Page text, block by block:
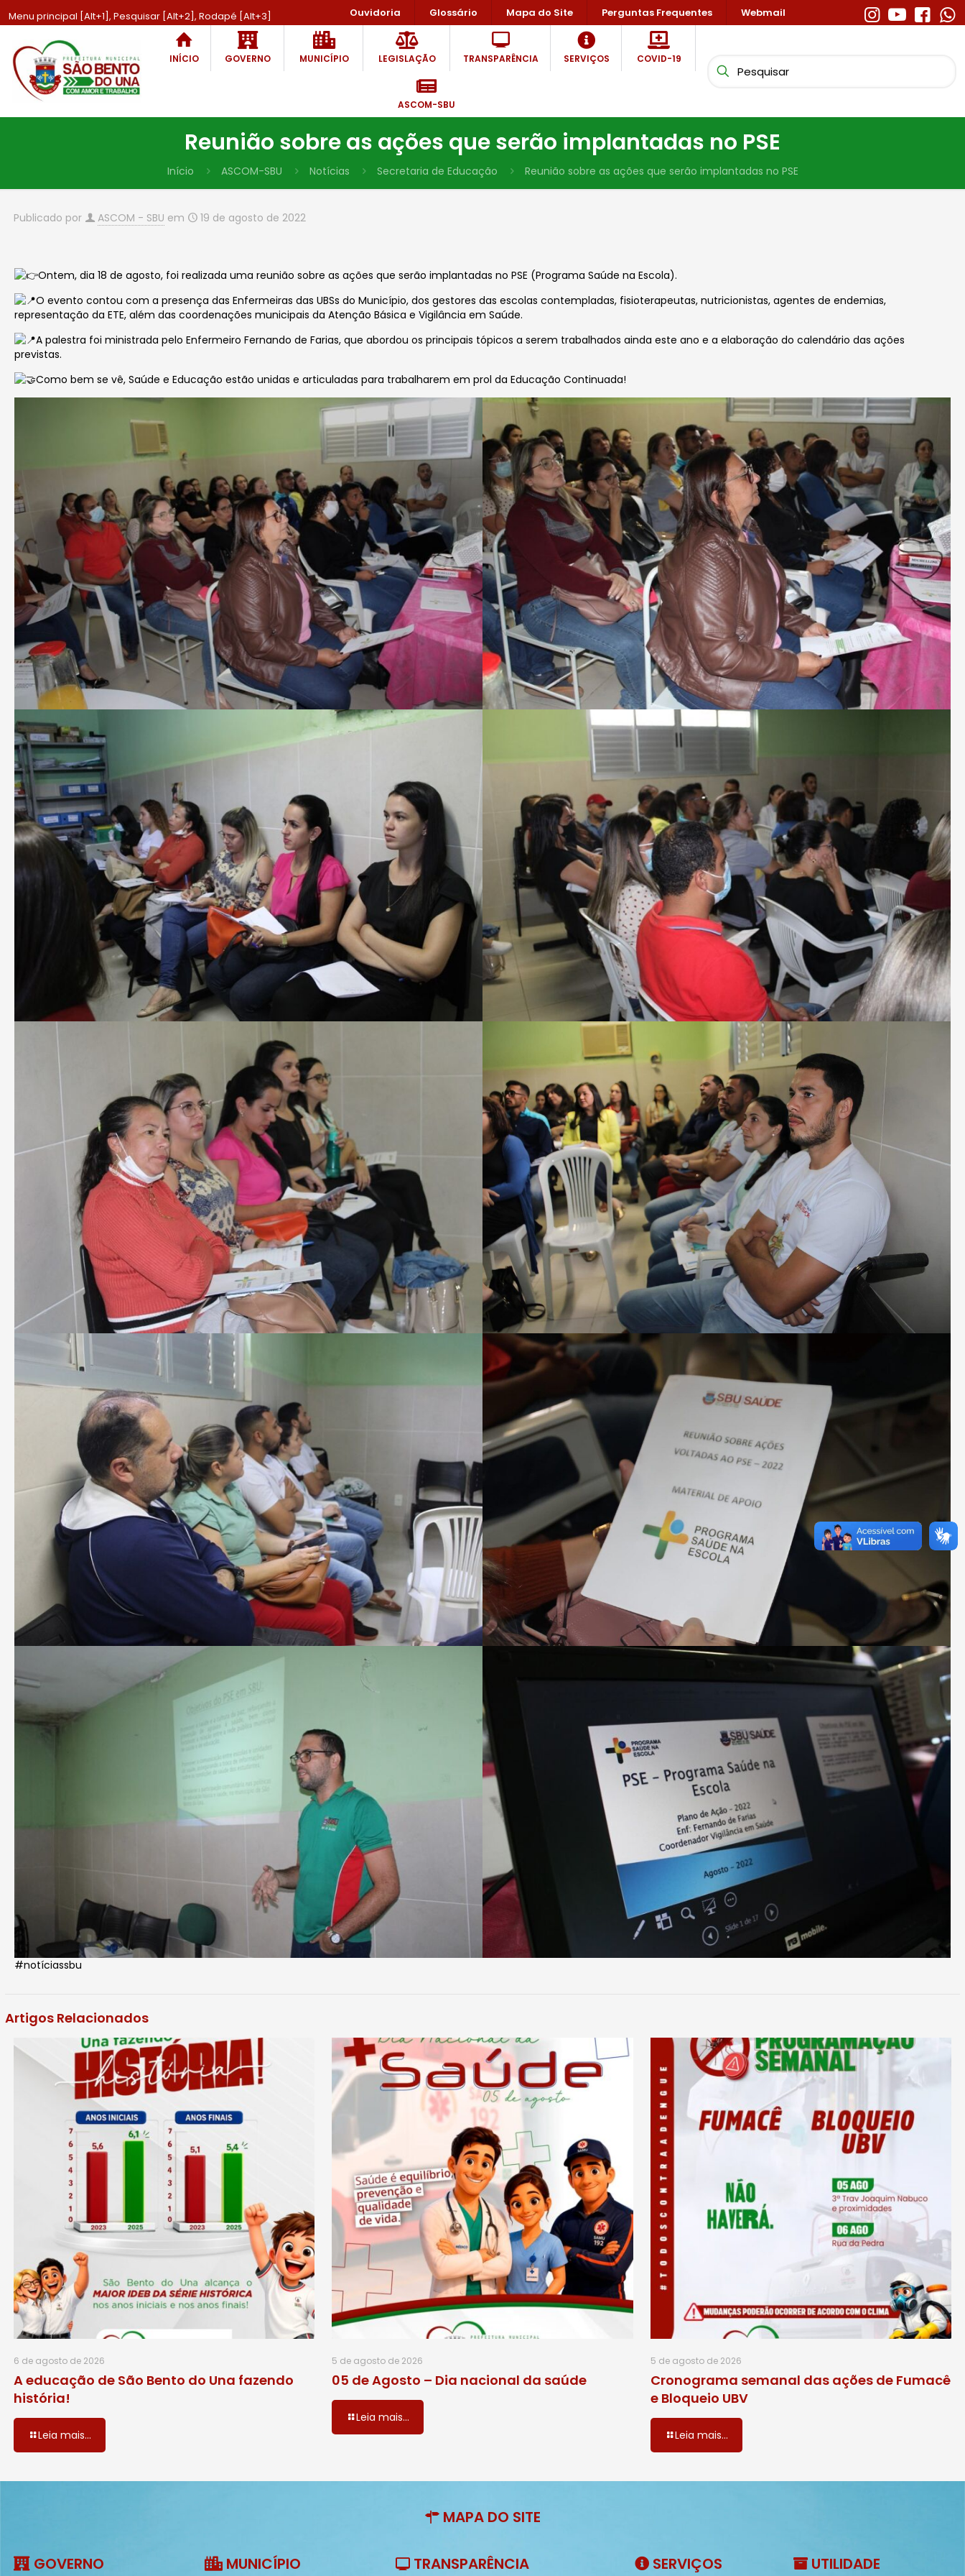
Menu principal [Alt+1], Pesquisar [Alt+2], Rodapé [Alt+3] Ouvidoria Glossário Mapa do Site Perguntas Frequentes Webmail
INÍCIO GOVERNO MUNICÍPIO LEGISLAÇÃO TRANSPARÊNCIA SERVIÇOS COVID-19
ASCOM-SBU
Reunião sobre as ações que serão implantadas no PSE
Início ASCOM-SBU Notícias Secretaria de Educação Reunião sobre as ações que serão implantadas no PSE
Publicado por ASCOM - SBU em 19 de agosto de 2022
Ontem, dia 18 de agosto, foi realizada uma reunião sobre as ações que serão implantadas no PSE (Programa Saúde na Escola).
O evento contou com a presença das Enfermeiras das UBSs do Município, dos gestores das escolas contempladas, fisioterapeutas, nutricionistas, agentes de endemias,
representação da ETE, além das coordenações municipais da Atenção Básica e Vigilância em Saúde.
A palestra foi ministrada pelo Enfermeiro Fernando de Farias, que abordou os principais tópicos a serem trabalhados ainda este ano e a elaboração do calendário das ações
previstas.
Como bem se vê, Saúde e Educação estão unidas e articuladas para trabalharem em prol da Educação Continuada!
#notíciassbu
Artigos Relacionados
6 de agosto de 2026
A educação de São Bento do Una fazendo
história!
Leia mais...
5 de agosto de 2026
05 de Agosto – Dia nacional da saúde
Leia mais...
5 de agosto de 2026
Cronograma semanal das ações de Fumacê
e Bloqueio UBV
Leia mais...
MAPA DO SITE
GOVERNO MUNICÍPIO TRANSPARÊNCIA SERVIÇOS UTILIDADE